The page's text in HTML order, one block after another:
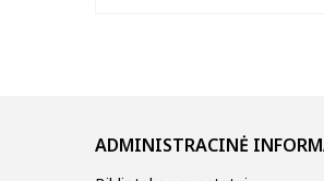
ADMINISTRACINĖ